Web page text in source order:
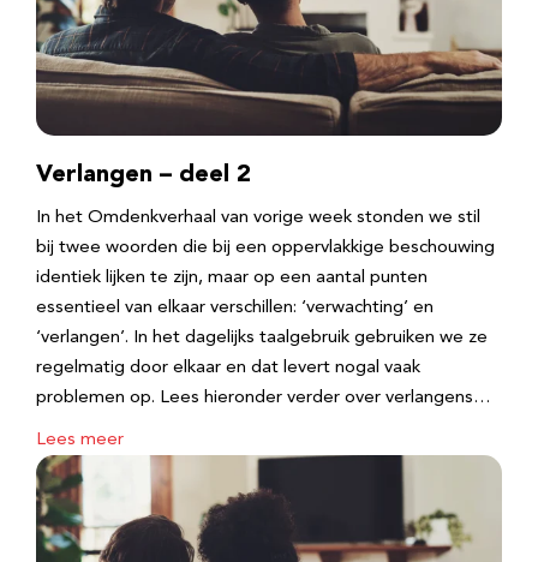
Verlangen – deel 2
In het Omdenkverhaal van vorige week stonden we stil
bij twee woorden die bij een oppervlakkige beschouwing
identiek lijken te zijn, maar op een aantal punten
essentieel van elkaar verschillen: ‘verwachting’ en
‘verlangen’. In het dagelijks taalgebruik gebruiken we ze
regelmatig door elkaar en dat levert nogal vaak
problemen op. Lees hieronder verder over verlangens…
Lees meer